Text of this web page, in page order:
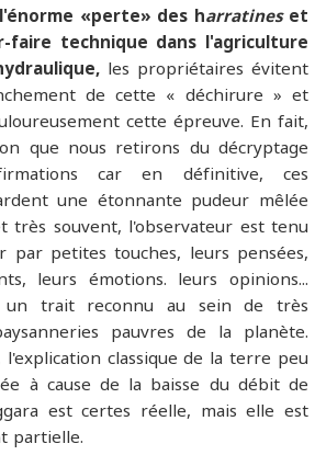
l'énorme «perte» des harratineset
faire technique dans l'agriculture
les propriétaires évitent
de cette « déchirure » et
cette épreuve. En fait,
que nous retirons du décryptage
car en définitive, ces
une étonnante pudeur mêlée
très souvent, l'observateur est tenu
par petites touches, leurs pensées,
leurs émotions. leurs opinions...
un trait reconnu au sein de très
pauvres de la planète.
classique de la terre peu
à cause de la baisse du débit de
est certes réelle, mais elle est
partielle.